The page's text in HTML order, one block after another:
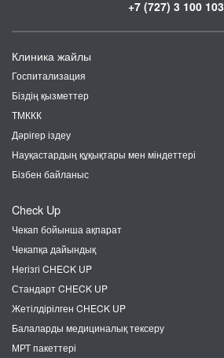
+7 (727) 3 100 103
Клиника жайлы
Госпитализация
Біздің қызметтер
ТМККК
Дәрігер іздеу
Науқастардың құқықтары мен міндеттері
Бізбен байланыс
Check Up
Чекап бойынша ақпарат
Чекапқа дайындық
Негізгі CHECK UP
Стандарт CHECK UP
Жетілдірілген CHECK UP
Балаларды медициналық тексеру
МРТ пакеттері